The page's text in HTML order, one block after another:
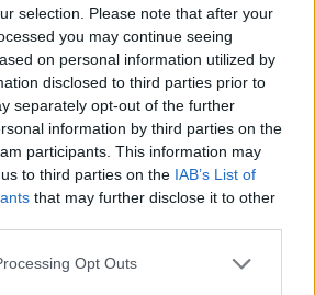
selection. Please note that after your
you may continue seeing
on personal information utilized by
disclosed to third parties prior to
separately opt-out of the further
information by third parties on the
participants. This information may
to third parties on the IAB’s List of
that may further disclose it to other
Opt Outs
mimi od Ježíška